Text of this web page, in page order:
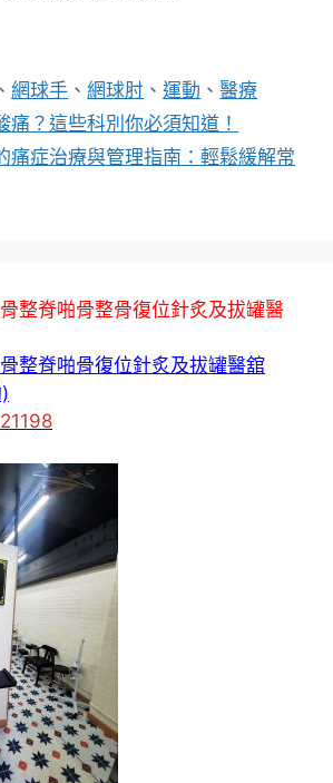
、網球手 、網球肘 、運動 、醫療
痛？這些科別你必須知道！
痛症治療與管理指南：輕鬆緩解常
整脊啪骨整骨復位針炙及拔罐醫
整脊啪骨復位針炙及拔罐醫舘